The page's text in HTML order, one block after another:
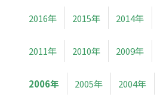
2016年 2015年 2014年
2011年 2010年 2009年
2006年 2005年 2004年